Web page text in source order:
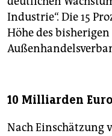
Industrie“. Die 15
Höhe des
10 Milliarden
Nach Einschätzung